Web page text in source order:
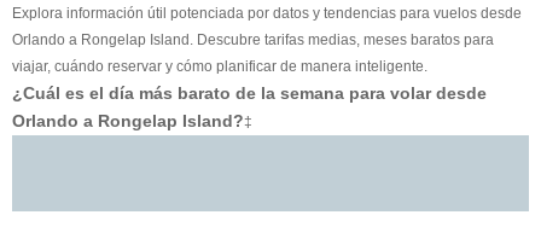
Explora información útil potenciada por datos y tendencias para vuelos desde
Orlando a Rongelap Island. Descubre tarifas medias, meses baratos para
viajar, cuándo reservar y cómo planificar de manera inteligente.
¿Cuál es el día más barato de la semana para volar desde
Orlando a Rongelap Island?‡